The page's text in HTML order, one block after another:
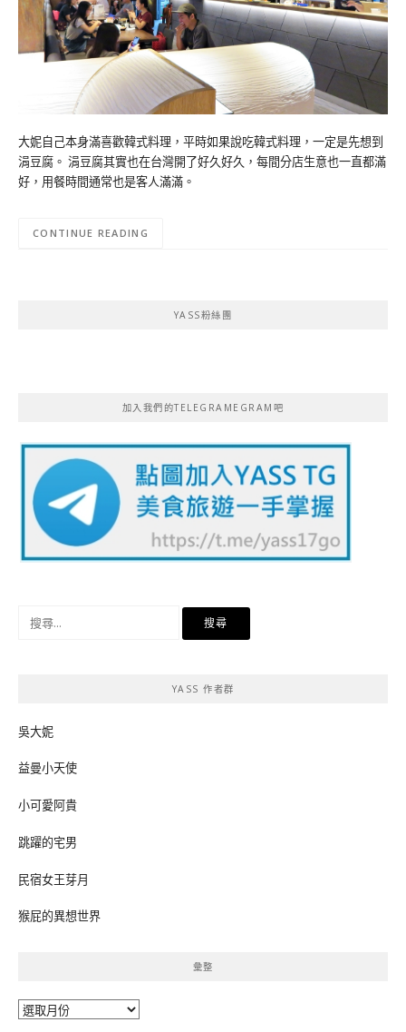
大妮自己本身滿喜歡韓式料理，平時如果說吃韓式料理，一定是先想到
涓豆腐。 涓豆腐其實也在台灣開了好久好久，每間分店生意也一直都滿
好，用餐時間通常也是客人滿滿。
CONTINUE READING
YASS粉絲團
加入我們的TELEGRAMEGRAM吧
YASS 作者群
吳大妮
益曼小天使
小可愛阿貴
跳躍的宅男
民宿女王芽月
猴屁的異想世界
彙整
彙